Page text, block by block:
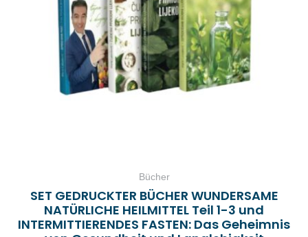
Bücher
SET GEDRUCKTER BÜCHER WUNDERSAME
NATÜRLICHE HEILMITTEL Teil 1-3 und
INTERMITTIERENDES FASTEN: Das Geheimnis